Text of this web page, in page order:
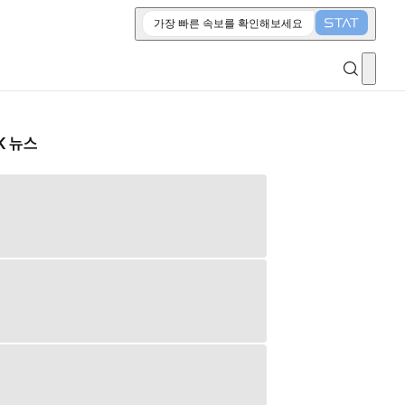
가장 빠른 속보를 확인해보세요
뉴스